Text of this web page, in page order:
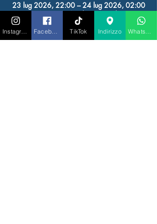
23 lug 2026, 22:00 – 24 lug 2026, 02:00
RIGATONI IBIZA, Av. de Juan Carlos I, 23,
07800 Eivissa, Illes Balears, Spagna
Altre date
TikTok Indirizzo